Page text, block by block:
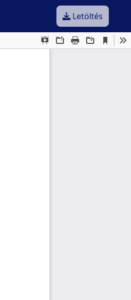
Letöltés